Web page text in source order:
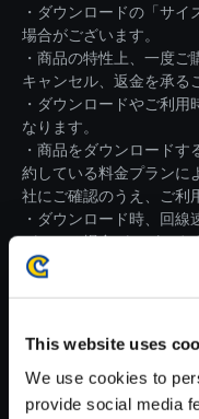
This website uses
We use cookies to
provide social media
・ダウンロードの「サ
場合がございます。
・商品の特性上、一度
キャンセル、返金を承る
・ダウンロードやご利
なります。
・商品をダウンロード
約している料金プランに
社にご確認のうえ、ご利
・ダウンロード時、回
がかかる場合がございま
※ご購入いただいたファ